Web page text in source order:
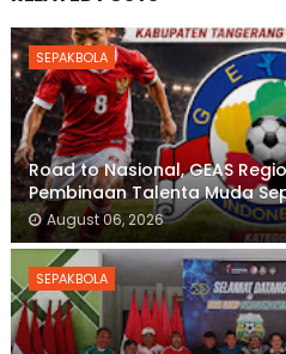
SEPAKBOLA
Road to Nasional, GEAS
Pembinaan Talenta Muda
August 06, 2026
SEPAKBOLA